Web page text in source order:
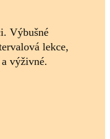
Výbušné
lekce,
výživné.